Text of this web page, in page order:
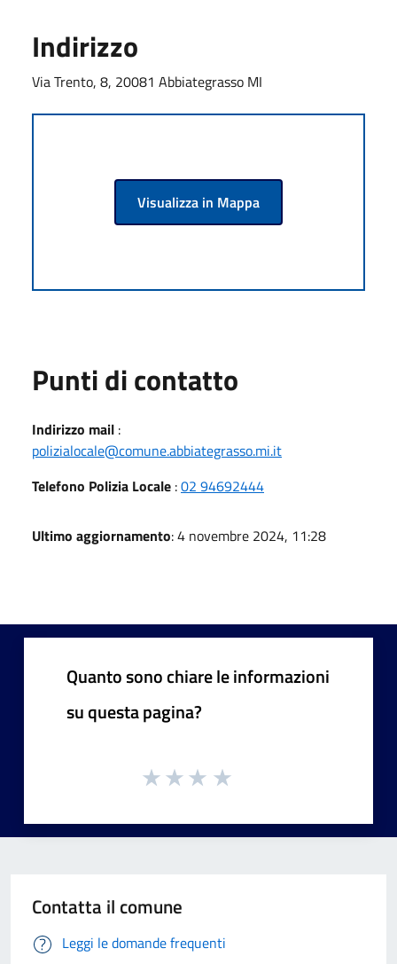
Indirizzo
Via Trento, 8, 20081 Abbiategrasso MI
Visualizza in Mappa
Punti di contatto
Indirizzo mail :
polizialocale@comune.abbiategrasso.mi.it
Telefono Polizia Locale :02 94692444
Ultimo aggiornamento: 4 novembre 2024, 11:28
Quanto sono chiare le informazioni
su questa pagina?
Contatta il comune
Leggi le domande frequenti